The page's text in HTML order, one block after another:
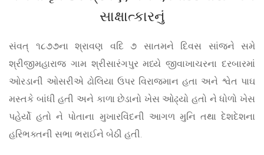
સાક્ષાત્કારનું
સંવત્ ૧૮૭૭ના શ્રાવણ વદિ ૭ સાતમને દિવસ સાંજને સમે
શ્રીજીમહારાજ ગામ શ્રીસારંગપુર મધ્યે જીવાખાચરના દરબારમાં
ઓરડાની ઓસરીએ ઢોલિયા ઉપર વિરાજમાન હતા અને શ્વેત પાઘ
મસ્તકે બાંધી હતી અને કાળા છેડાનો ખેસ ઓઢ્યો હતો ને ધોળો ખેસ
પહેર્યો હતો ને પોતાના મુખારવિંદની આગળ મુનિ તથા દેશદેશના
હરિભક્તની સભા ભરાઈને બેઠી હતી.